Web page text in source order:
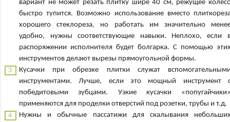
вариант не может резать плитку шире 40 см, режущее
быстро тупится. Возможно использование вместо
хорошего стеклореза, но работать им значительно
удобно, нужны соответствующие навыки. Неплохо, если
распоряжении исполнителя будет болгарка. С помощью
инструментов делают вырезы прямоугольной формы.
Кусачки при обрезке плитки служат
инструментами. Лучше, если это мощный инструмент
победитовыми зубцами. Узкие кусачки
применяются для проделки отверстий под розетки, трубы и т.д.
Нужны и обычные пассатижи для скалывания